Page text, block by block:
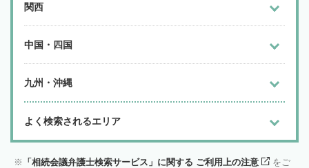
関西
中国・四国
九州・沖縄
よく検索されるエリア
「相続会議弁護士検索サービス」に関する ご利用上の注意
をご